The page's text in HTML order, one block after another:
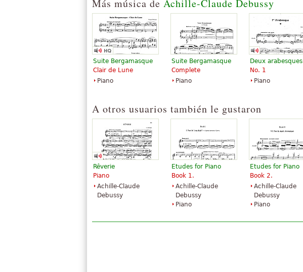
Más música de Achille-Claude Debussy
Suite Bergamasque
Clair de Lune
Piano
Suite Bergamasque
Complete
Piano
Deux arabesques
No. 1
Piano
A otros usuarios también le gustaron
Rêverie
Piano
Achille-Claude
Debussy
Etudes for Piano
Book 1.
Achille-Claude
Debussy
Piano
Etudes for Piano
Book 2.
Achille-Claude
Debussy
Piano